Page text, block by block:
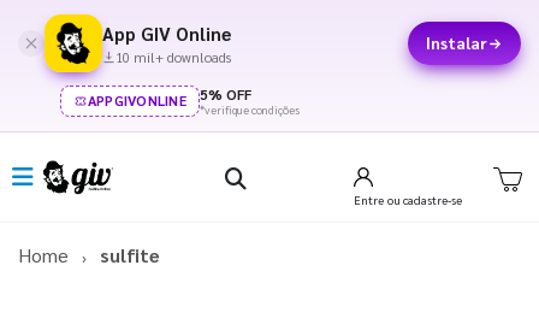
App GIV Online
10 mil+ downloads
Instalar
APPGIVONLINE 5% OFF
*verifique condições
Entre ou cadastre-se
Home sulfite